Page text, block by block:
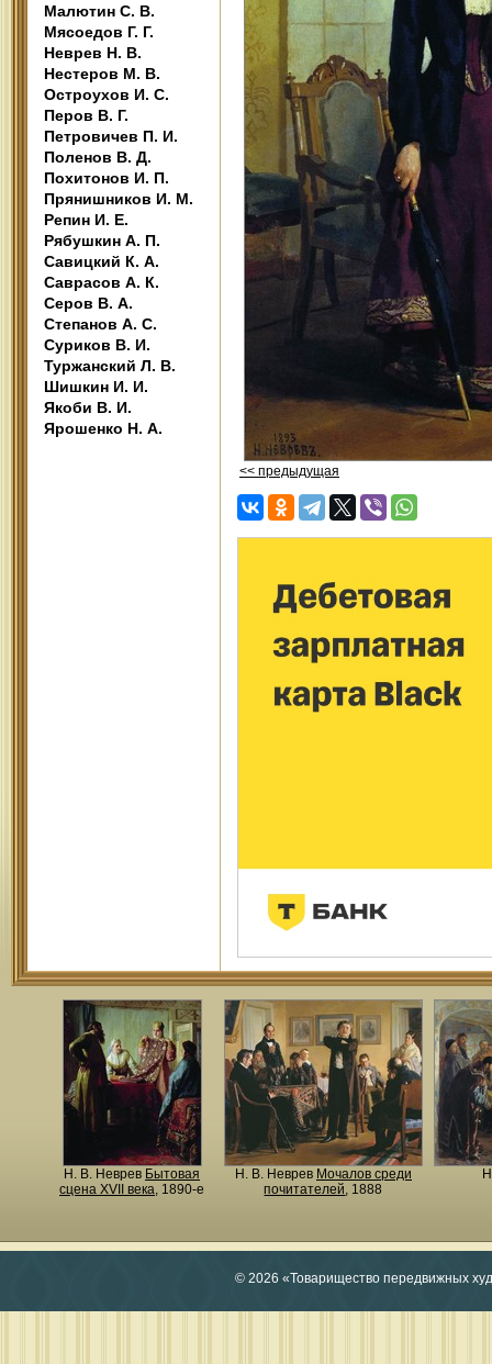
Малютин С. В.
Мясоедов Г. Г.
Неврев Н. В.
Нестеров М. В.
Остроухов И. С.
Перов В. Г.
Петровичев П. И.
Поленов В. Д.
Похитонов И. П.
Прянишников И. М.
Репин И. Е.
Рябушкин А. П.
Савицкий К. А.
Саврасов А. К.
Серов В. А.
Степанов А. С.
Суриков В. И.
Туржанский Л. В.
Шишкин И. И.
Якоби В. И.
Ярошенко Н. А.
<< предыдущая
Н. В. Неврев Бытовая
сцена ХVII века, 1890-е
Н. В. Неврев Мочалов среди
почитателей, 1888
© 2026 «Товарищество передвижных